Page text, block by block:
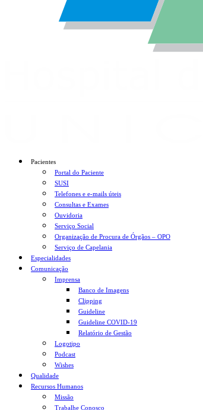
Pacientes
Portal do Paciente
SUSI
Telefones e e-mails úteis
Consultas e Exames
Ouvidoria
Serviço Social
Organização de Procura de Órgãos – OPO
Serviço de Capelania
Especialidades
Comunicação
Imprensa
Banco de Imagens
Clipping
Guideline
Guideline COVID-19
Relatório de Gestão
Logotipo
Podcast
Wishes
Qualidade
Recursos Humanos
Missão
Trabalhe Conosco